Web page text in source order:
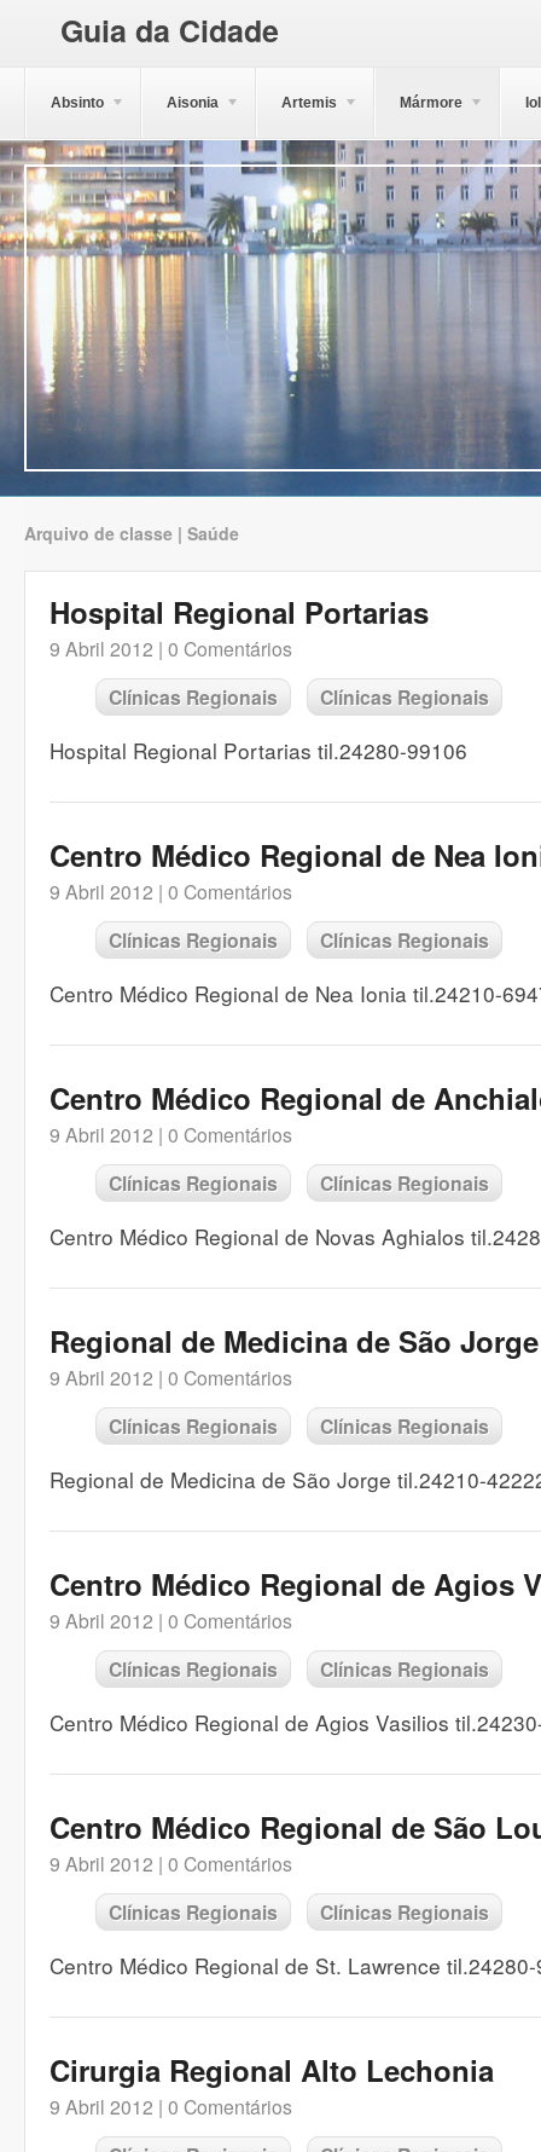
Guia da Cidade
Absinto Aisonia Artemis Mármore
Arquivo de classe | Saúde
Hospital Regional Portarias
9 Abril 2012 | 0 Comentários
Clínicas Regionais Clínicas Regionais
Hospital Regional Portarias til.24280-99106
Centro Médico Regional de Nea
9 Abril 2012 | 0 Comentários
Clínicas Regionais Clínicas Regionais
Centro Médico Regional de Nea Ionia til.24210-
Centro Médico Regional de
9 Abril 2012 | 0 Comentários
Clínicas Regionais Clínicas Regionais
Centro Médico Regional de Novas Aghialos
Regional de Medicina de São Jorge
9 Abril 2012 | 0 Comentários
Clínicas Regionais Clínicas Regionais
Regional de Medicina de São Jorge til.24210-
Centro Médico Regional de Agios
9 Abril 2012 | 0 Comentários
Clínicas Regionais Clínicas Regionais
Centro Médico Regional de Agios Vasilios
Centro Médico Regional de São
9 Abril 2012 | 0 Comentários
Clínicas Regionais Clínicas Regionais
Centro Médico Regional de St. Lawrence
Cirurgia Regional Alto Lechonia
9 Abril 2012 | 0 Comentários